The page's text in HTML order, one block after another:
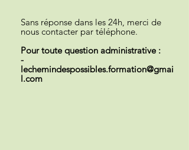
Sans réponse dans les 24h, merci de
nous contacter par téléphone.
Pour toute question administrative :
-
lechemindespossibles.formation@gmai
l.com